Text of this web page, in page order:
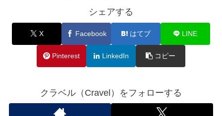
シェアする
X Facebook はてブ LINE
Pinterest LinkedIn コピー
クラベル（Cravel）をフォローする